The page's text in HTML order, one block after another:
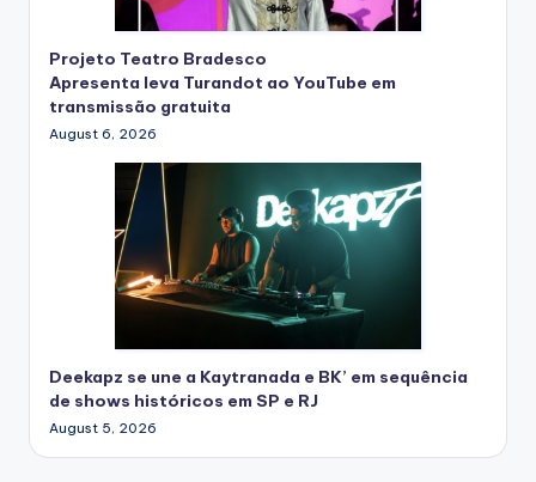
Projeto Teatro Bradesco
Apresenta leva Turandot ao YouTube em
transmissão gratuita
August 6, 2026
Deekapz se une a Kaytranada e BK’ em sequência
de shows históricos em SP e RJ
August 5, 2026